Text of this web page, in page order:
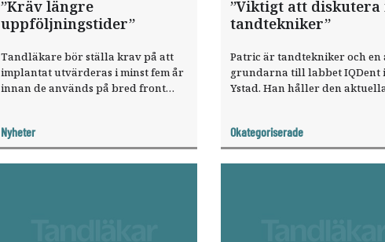
”Kräv längre
uppföljningstider”
Tandläkare bör ställa krav på att
implantat utvärderas i minst fem år
innan de används på bred front
specialist i oral protetik.
Nyheter
”Viktigt att diskutera
tandtekniker”
Patric är tandtekniker och en
grundarna till labbet IQDent i
Ystad. Han håller den
Okategoriserade